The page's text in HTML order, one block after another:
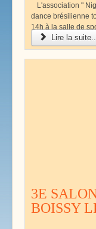
L'association "
dance brésilienne
14h à la salle de
Lire la suite...
3E
BOISSY